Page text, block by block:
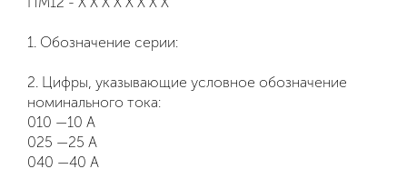
1. Обозначение серии:
2. Цифры, указывающие условное обозначение
номинального тока:
010 —10 А
025 —25 А
040 —40 А